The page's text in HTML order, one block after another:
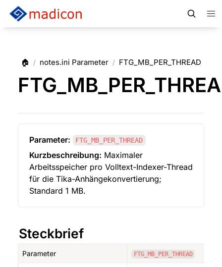
🏠 / notes.ini Parameter / FTG_MB_PER_THREAD
Parameter: FTG_MB_PER_THREAD
Kurzbeschreibung: Maximaler
Arbeitsspeicher pro Volltext-Indexer-Thread
für die Tika-Anhängekonvertierung;
Standard 1 MB.
Steckbrief
Parameter FTG_MB_PER_THREAD